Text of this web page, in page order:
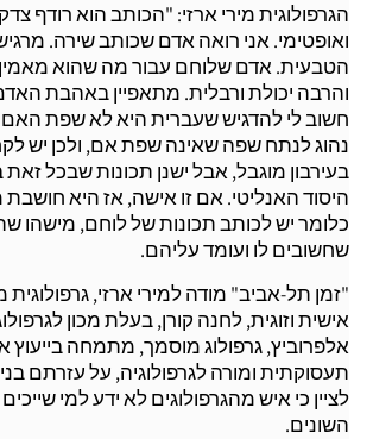
הגרפולוגית מירי ארזי: "הכותב הוא רודף
ואופטימי. אני רואה אדם שכותב שירה.
הטבעית. אדם שלוחם עבור מה שהוא
והרבה יכולת ורבלית. מתאפיין באהבת
חשוב לי להדגיש שעברית היא לא שפת
נהוג לנתח שפה שאינה שפת אם, ולכן יש
בעירבון מוגבל, אבל ישנן תכונות שבכל זאת
היסוד האנליטי. אם זו אישה, אז היא
כלומר יש לכותב תכונות של לוחם, מישהו
שחשובים לו ועומד עליהם.
"זמן תל-אביב" מודה למירי ארזי,
אישית וזוגית, לחנה קורן, בעלת מכון
אלפרוביץ, גרפולוג מוסמך, מתמחה בייעוץ
תעסוקתית ומורה לגרפולוגיה, על עזרתם
לציין כי איש מהגרפולוגים לא ידע למי
השונים.